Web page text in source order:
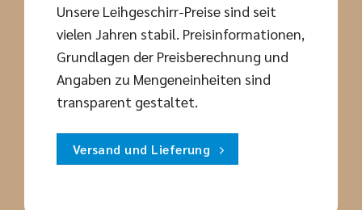
Unsere Leihgeschirr-Preise sind seit
vielen Jahren stabil. Preisinformationen,
Grundlagen der Preisberechnung und
Angaben zu Mengeneinheiten sind
transparent gestaltet.
Versand und Lieferung